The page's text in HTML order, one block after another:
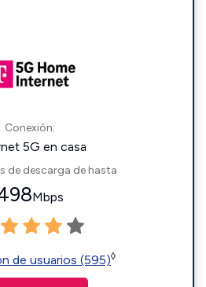
Conexión:
5G en casa
de descarga de hasta
Mbps
de usuarios (595)◊